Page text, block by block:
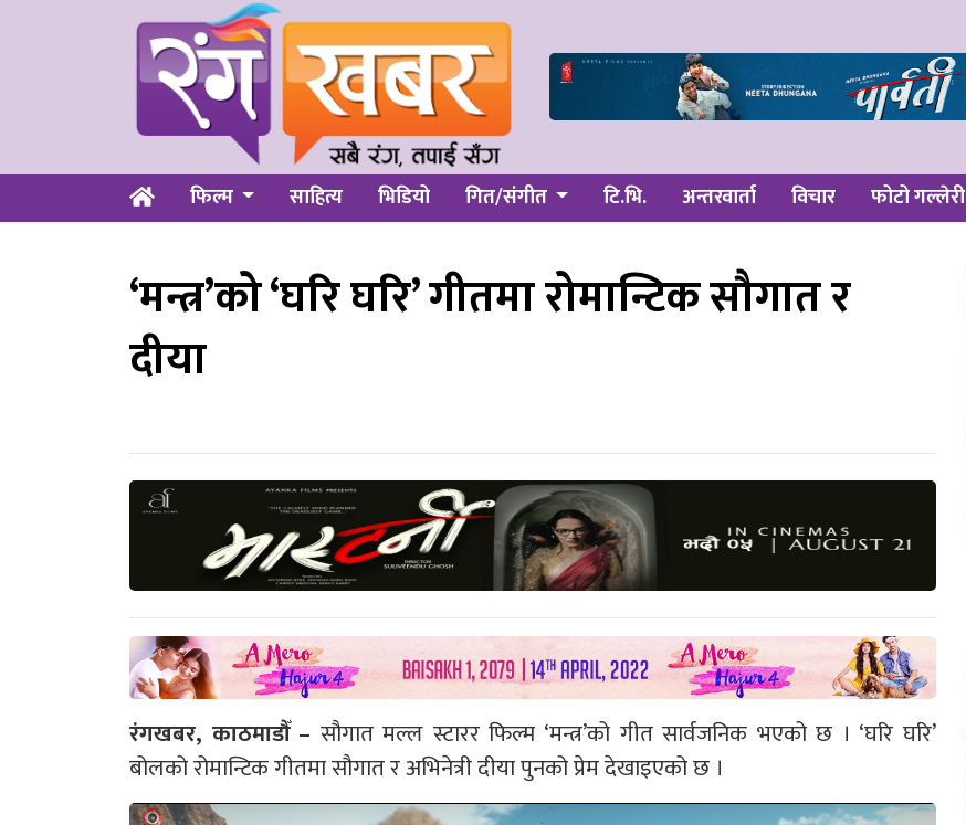
फिल्म साहित्य भिडियो गित/संगीत टि.भि. अन्तरवार्ता विचार फोटो गल्लेरी
‘मन्त्र’को ‘घरि घरि’ गीतमा रोमान्टिक सौगात र
दीया
रंगखबर, काठमाडौँ – सौगात मल्ल स्टारर फिल्म ‘मन्त्र’को गीत सार्वजनिक भएको छ । ‘घरि घरि’
बोलको रोमान्टिक गीतमा सौगात र अभिनेत्री दीया पुनको प्रेम देखाइएको छ ।